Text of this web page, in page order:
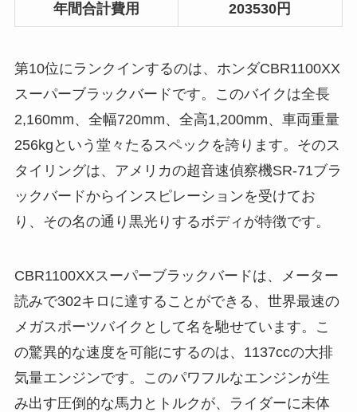
年間合計費用 203530円
第10位にランクインするのは、ホンダCBR1100XX
スーパーブラックバードです。このバイクは全長
2,160mm、全幅720mm、全高1,200mm、車両重量
256kgという堂々たるスペックを誇ります。そのス
タイリングは、アメリカの超音速偵察機SR-71ブラ
ックバードからインスピレーションを受けてお
り、その名の通り黒光りするボディが特徴です。
CBR1100XXスーパーブラックバードは、メーター
読みで302キロに達することができる、世界最速の
メガスポーツバイクとして名を馳せています。こ
の驚異的な速度を可能にするのは、1137ccの大排
気量エンジンです。このパワフルなエンジンが生
み出す圧倒的な馬力とトルクが、ライダーに未体